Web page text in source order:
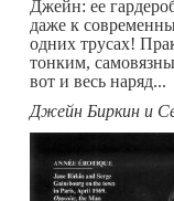
Джейн: ее
даже к
одних трусах!
тонким,
вот и весь наряд...
Джейн Биркин и